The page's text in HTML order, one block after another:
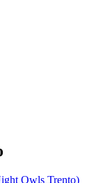
Owls Trento)